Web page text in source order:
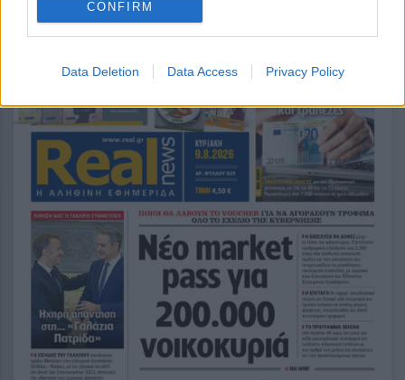
CONFIRM
Data Deletion Data Access Privacy Policy
, 8 Αυγούστου 2026